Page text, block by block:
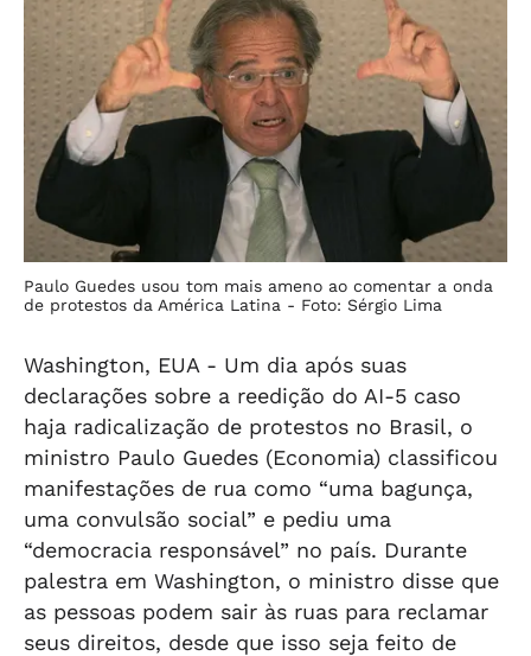
Paulo Guedes usou tom mais ameno ao comentar a onda
de protestos da América Latina - Foto: Sérgio Lima
Washington, EUA - Um dia após suas
declarações sobre a reedição do AI-5 caso
haja radicalização de protestos no Brasil, o
ministro Paulo Guedes (Economia) classificou
manifestações de rua como “uma bagunça,
uma convulsão social” e pediu uma
“democracia responsável” no país. Durante
palestra em Washington, o ministro disse que
as pessoas podem sair às ruas para reclamar
seus direitos, desde que isso seja feito de